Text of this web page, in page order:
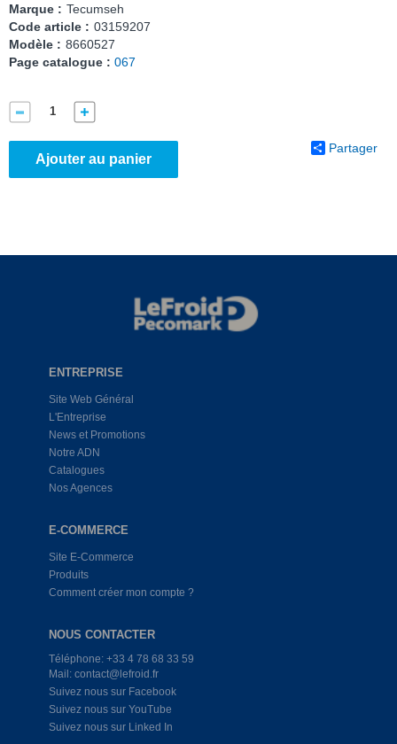
Marque : Tecumseh
Code article : 03159207
Modèle : 8660527
Page catalogue : 067
Ajouter au panier
Partager
ENTREPRISE
Site Web Général
L'Entreprise
News et Promotions
Notre ADN
Catalogues
Nos Agences
E-COMMERCE
Site E-Commerce
Produits
Comment créer mon compte ?
NOUS CONTACTER
Téléphone: +33 4 78 68 33 59
Mail: contact@lefroid.fr
Suivez nous sur Facebook
Suivez nous sur YouTube
Suivez nous sur Linked In